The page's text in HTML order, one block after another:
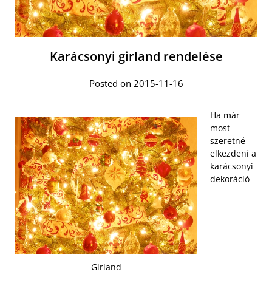
Karácsonyi girland rendelése
Posted on 2015-11-16
Girland
Ha már
most
szeretné
elkezdeni a
karácsonyi
dekoráció